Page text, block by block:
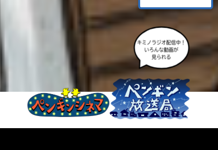
キミノラジオ配信中！
いろんな動画が
見られる
度
み
て
ね
る